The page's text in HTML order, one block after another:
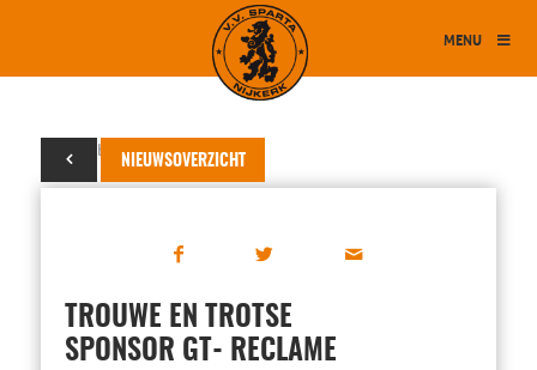
MENU
NIEUWSOVERZICHT
05 oktober 2020
TROUWE EN TROTSE
SPONSOR GT- RECLAME